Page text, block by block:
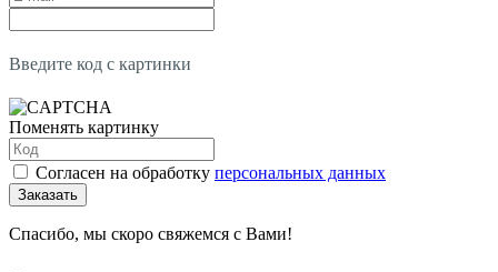
Введите код с картинки
Поменять картинку
Согласен на обработку персональных данных
Заказать
Спасибо, мы скоро свяжемся с Вами!